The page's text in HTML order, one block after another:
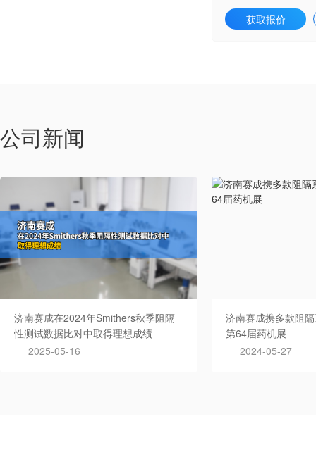
获取报价
公司新闻
济南赛成在2024年Smithers秋季阻隔
性测试数据比对中取得理想成绩
2025-05-16
济南赛成携多款阻
第64届药机展
2024-05-27